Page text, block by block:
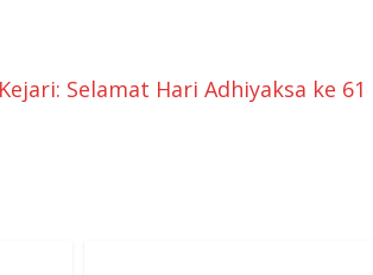
Selamat Hari Adhiyaksa ke 61